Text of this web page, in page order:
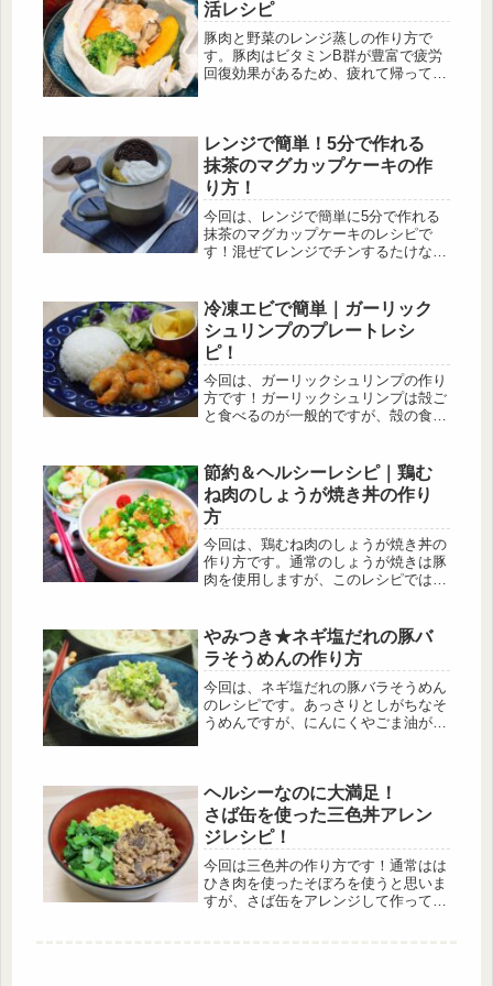
活レシピ
豚肉と野菜のレンジ蒸しの作り方で
す。豚肉はビタミンB群が豊富で疲労
回復効果があるため、疲れて帰ってき
れます。
レンジで簡単！5分で作れる
抹茶のマグカップケーキの作
り方！
今回は、レンジで簡単に5分で作れる
抹茶のマグカップケーキのレシピで
す！混ぜてレンジでチンするたけなの
カップケーキを作ってみて下さい☺
冷凍エビで簡単｜ガーリック
シュリンプのプレートレシ
ピ！
今回は、ガーリックシュリンプの作り
方です！ガーリックシュリンプは殻ご
と食べるのが一般的ですが、殻の食感
ので下処理の手間が省けます。
節約＆ヘルシーレシピ｜鶏む
ね肉のしょうが焼き丼の作り
方
今回は、鶏むね肉のしょうが焼き丼の
作り方です。通常のしょうが焼きは豚
肉を使用しますが、このレシピでは価
肉ですが、生姜と醤油で味を付けるこ
とによってごはんが進む一品になって
います。
やみつき★ネギ塩だれの豚バ
ラそうめんの作り方
今回は、ネギ塩だれの豚バラそうめん
のレシピです。あっさりとしがちなそ
うめんですが、にんにくやごま油が効
い！
ヘルシーなのに大満足！
さば缶を使った三色丼アレン
ジレシピ！
今回は三色丼の作り方です！通常はは
ひき肉を使ったそぼろを使うと思いま
すが、さば缶をアレンジして作ってみ